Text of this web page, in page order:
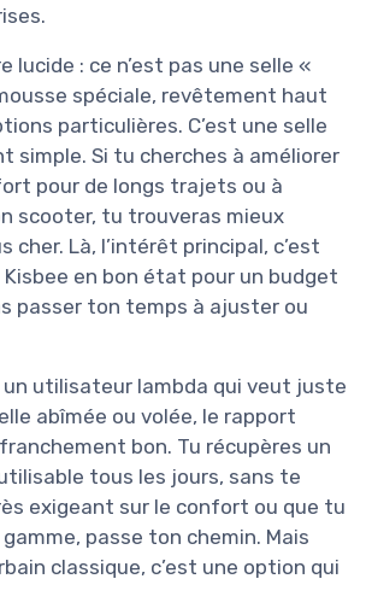
lucide : ce n’est pas une selle «
spéciale, revêtement haut
particulières. C’est une selle
simple. Si tu cherches à améliorer
pour de longs trajets ou à
scooter, tu trouveras mieux
cher. Là, l’intérêt principal, c’est
en bon état pour un budget
passer ton temps à ajuster ou
un utilisateur lambda qui veut juste
abîmée ou volée, le rapport
bon. Tu récupères un
tous les jours, sans te
exigeant sur le confort ou que tu
passe ton chemin. Mais
classique, c’est une option qui